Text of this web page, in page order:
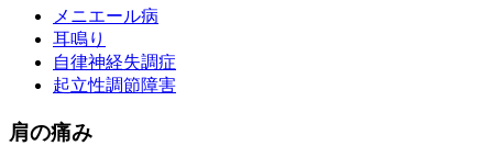
メニエール病
耳鳴り
自律神経失調症
起立性調節障害
肩の痛み